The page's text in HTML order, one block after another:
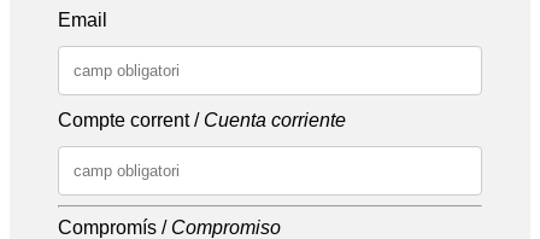
Email
Compte corrent / Cuenta corriente
Compromís / Compromiso